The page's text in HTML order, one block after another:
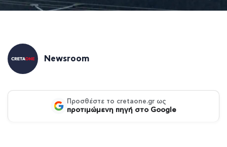
Newsroom
Προσθέστε το cretaone.gr ως
προτιμώμενη πηγή στο Google